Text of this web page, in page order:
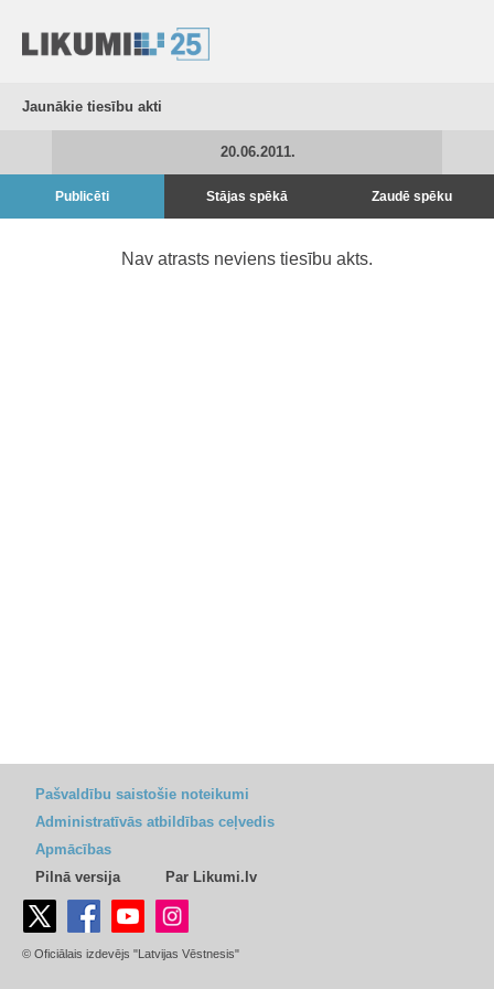
Jaunākie tiesību akti
20.06.2011.
Publicēti Stājas spēkā Zaudē spēku
Nav atrasts neviens tiesību akts.
Pašvaldību saistošie noteikumi
Administratīvās atbildības ceļvedis
Apmācības
Pilnā versija
Par Likumi.lv
© Oficiālais izdevējs "Latvijas Vēstnesis"